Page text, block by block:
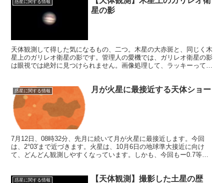
惑星に関する情報
星の影
天体観測して得した気になるもの、二つ。木星の大赤斑と、同じく木
星上のガリレオ衛星の影です。管理人の愛機では、ガリレオ衛星の影
は眼視では絶対に見つけられません。画像処理して、ラッキーって思
惑星に関する情報 月が火星に最接近する天体ショー
7月12日、08時32分、先月に続いて月が火星に最接近します。今回
は、2°03′まで近づきます。火星は、10月6日の地球準大接近に向け
て、どんどん観測しやすくなっています。しかも、今回もー0.7等ま
惑星に関する情報
【天体観測】撮影した土星の歴